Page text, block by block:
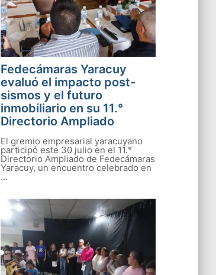
Fedecámaras Yaracuy
evaluó el impacto post-
sismos y el futuro
inmobiliario en su 11.°
Directorio Ampliado
El gremio empresarial yaracuyano
participó este 30 julio en el 11.°
Directorio Ampliado de Fedecámaras
Yaracuy, un encuentro celebrado en
...